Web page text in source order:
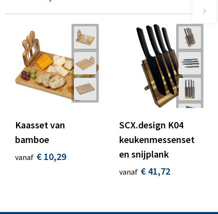
Kaasset van
bamboe
vanaf € 10,29
SCX.design K04
keukenmessenset
en snijplank
vanaf € 41,72